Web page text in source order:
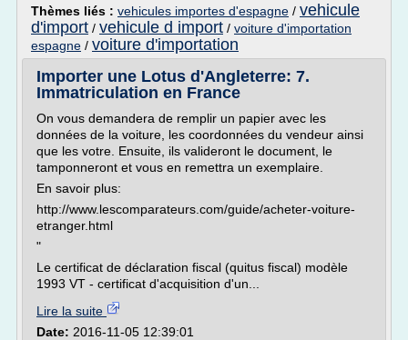
Thèmes liés : vehicules importes d'espagne / vehicule
d'import / vehicule d import / voiture d'importation
espagne / voiture d'importation
Importer une Lotus d'Angleterre: 7.
Immatriculation en France
On vous demandera de remplir un papier avec les
données de la voiture, les coordonnées du vendeur ainsi
que les votre. Ensuite, ils valideront le document, le
tamponneront et vous en remettra un exemplaire.
En savoir plus:
http://www.lescomparateurs.com/guide/acheter-voiture-
etranger.html
"
Le certificat de déclaration fiscal (quitus fiscal) modèle
1993 VT - certificat d'acquisition d'un...
Lire la suite
Date: 2016-11-05 12:39:01